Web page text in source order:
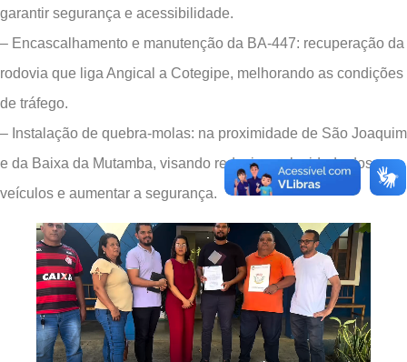
garantir segurança e acessibilidade.
– Encascalhamento e manutenção da BA-447: recuperação da
rodovia que liga Angical a Cotegipe, melhorando as condições
de tráfego.
– Instalação de quebra-molas: na proximidade de São Joaquim
e da Baixa da Mutamba, visando reduzir a velocidade dos
veículos e aumentar a segurança.